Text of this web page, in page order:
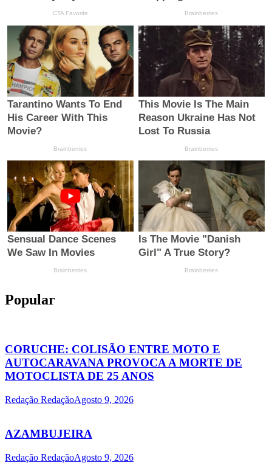
Popular
CORUCHE: COLISÃO ENTRE MOTO E
AUTOCARAVANA PROVOCA A MORTE DE
MOTOCLISTA DE 25 ANOS
Redação RedaçãoAgosto 9, 2026
AZAMBUJEIRA
Redação RedaçãoAgosto 9, 2026